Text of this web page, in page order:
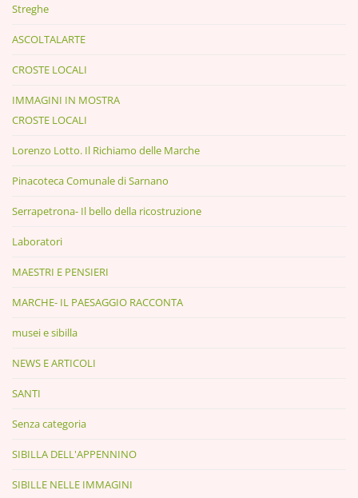
Streghe
ASCOLTALARTE
CROSTE LOCALI
IMMAGINI IN MOSTRA
CROSTE LOCALI
Lorenzo Lotto. Il Richiamo delle Marche
Pinacoteca Comunale di Sarnano
Serrapetrona- Il bello della ricostruzione
Laboratori
MAESTRI E PENSIERI
MARCHE- IL PAESAGGIO RACCONTA
musei e sibilla
NEWS E ARTICOLI
SANTI
Senza categoria
SIBILLA DELL'APPENNINO
SIBILLE NELLE IMMAGINI